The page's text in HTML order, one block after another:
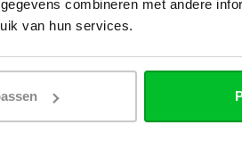
combineren met andere
van hun services.
Simon est heureux de vous